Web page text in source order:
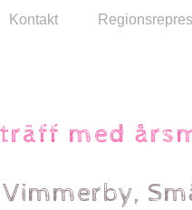
Kontakt
med